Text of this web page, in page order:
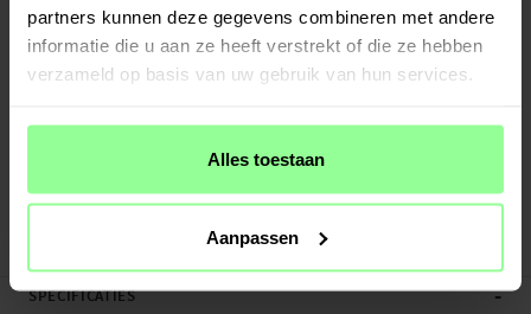
partners kunnen deze gegevens combineren met andere
informatie die u aan ze heeft verstrekt of die ze hebben
verzameld op basis van uw gebruik van hun services.
Alles toestaan
Aanpassen
PRODUCTBESCHRIJVING
Hoesje voor iPhone 7.
Merk: PanzerGlass
SPECIFICATIES -